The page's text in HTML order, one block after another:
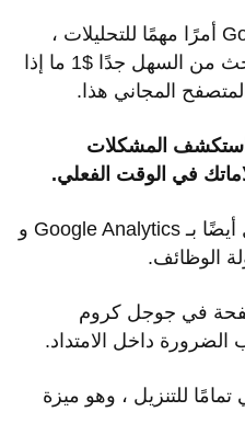
يعد التحقق من علامات Google أمرًا مهمًا للتحليلات ،
ولهذا السبب جعل محرك البحث من السهل جدًا $1 ما إذا
المجاني هذا.
المشكلات
في الوقت الفعلي.
بالإضافة إلى ذلك ، فإنه يتصل أيضًا بـ Google Analytics و
في جوجل كروم
داخل الامتداد.
للتنزيل ، وهو ميزة